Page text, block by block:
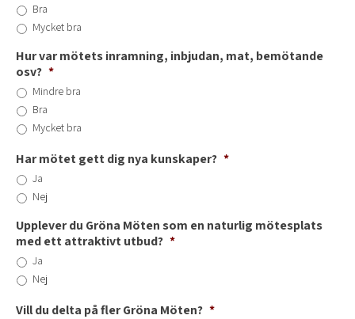
Bra
Mycket bra
Hur var mötets inramning, inbjudan, mat, bemötande
osv? *
Mindre bra
Bra
Mycket bra
Har mötet gett dig nya kunskaper? *
Ja
Nej
Upplever du Gröna Möten som en naturlig mötesplats
med ett attraktivt utbud? *
Ja
Nej
Vill du delta på fler Gröna Möten? *